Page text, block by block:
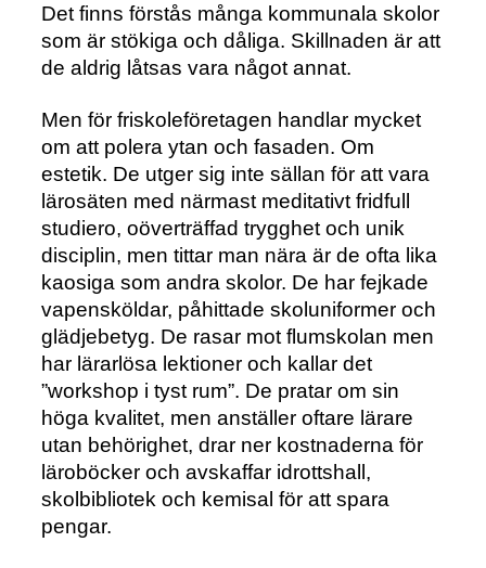
Det finns förstås många kommunala skolor
som är stökiga och dåliga. Skillnaden är att
de aldrig låtsas vara något annat.
Men för friskoleföretagen handlar mycket
om att polera ytan och fasaden. Om
estetik. De utger sig inte sällan för att vara
lärosäten med närmast meditativt fridfull
studiero, oöverträffad trygghet och unik
disciplin, men tittar man nära är de ofta lika
kaosiga som andra skolor. De har fejkade
vapensköldar, påhittade skoluniformer och
glädjebetyg. De rasar mot flumskolan men
har lärarlösa lektioner och kallar det
”workshop i tyst rum”. De pratar om sin
höga kvalitet, men anställer oftare lärare
utan behörighet, drar ner kostnaderna för
läroböcker och avskaffar idrottshall,
skolbibliotek och kemisal för att spara
pengar.